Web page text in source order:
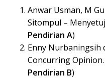
Anwar Usman, M
Sitompul –
Pendirian A)
Enny Nurbaningsih
Concurring
Pendirian B)